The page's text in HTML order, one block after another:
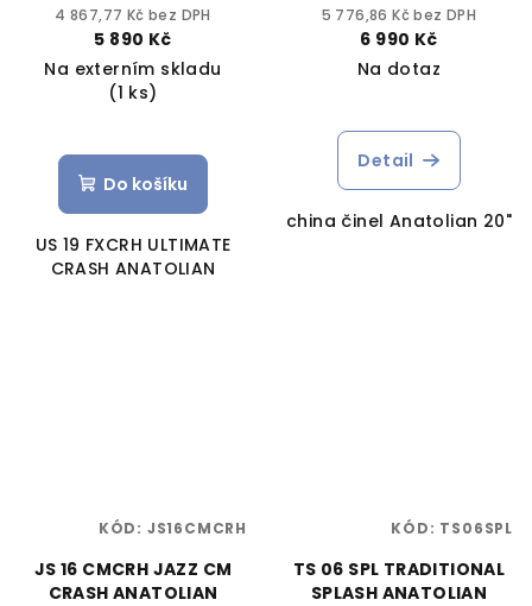
4 867,77 Kč bez DPH
5 890 Kč
Na externím skladu
(1 ks)
Do košíku
US 19 FXCRH ULTIMATE
CRASH ANATOLIAN
5 776,86 Kč bez DPH
6 990 Kč
Na dotaz
Detail
china činel Anatolian 20"
JS 16 CMCRH JAZZ CM
CRASH ANATOLIAN
KÓD: JS16CMCRH
TS 06 SPL TRADITIONAL
SPLASH ANATOLIAN
KÓD: TS06SPL